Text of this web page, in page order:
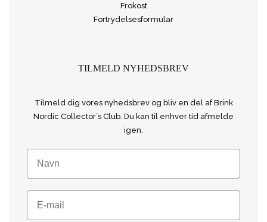
Frokost
Fortrydelsesformular
TILMELD NYHEDSBREV
Tilmeld dig vores nyhedsbrev og bliv en del af Brink
Nordic Collector´s Club. Du kan til enhver tid afmelde
igen.